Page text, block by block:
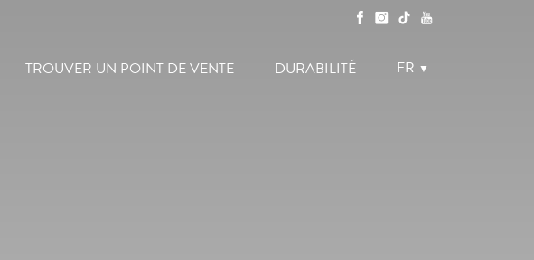
TROUVER UN POINT DE VENTE DURABILITÉ FR ▼